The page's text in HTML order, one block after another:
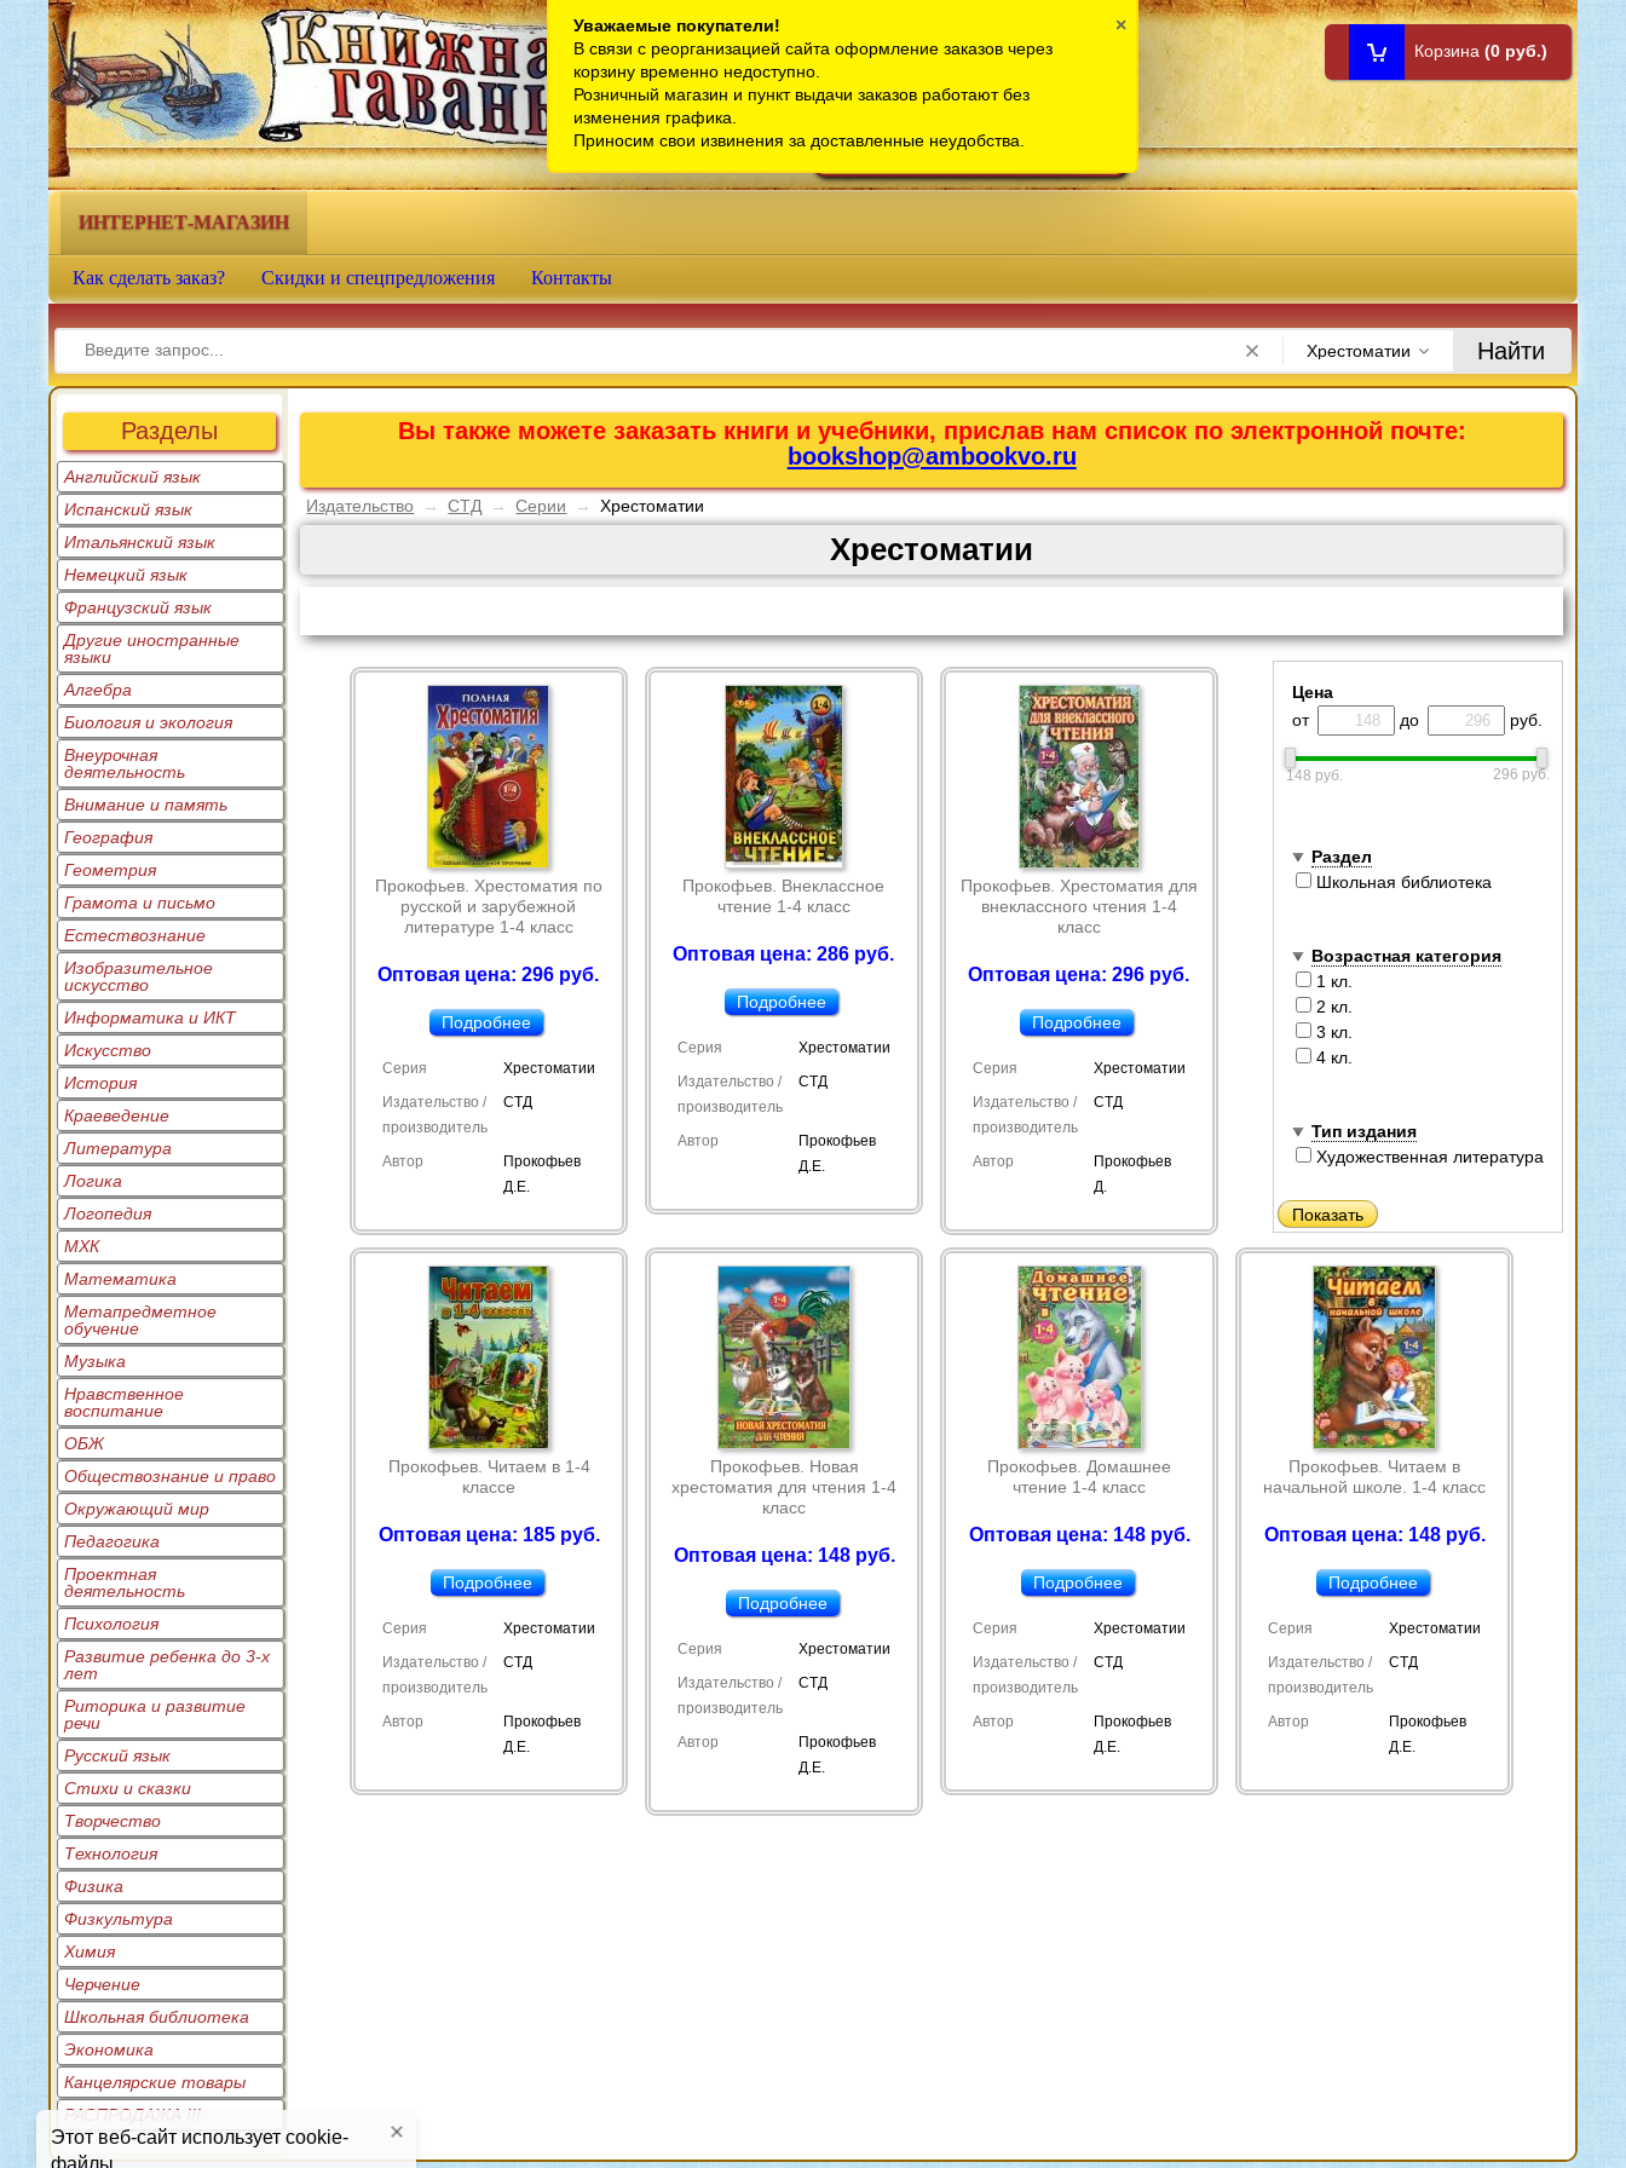
Этот веб-сайт использует cookie-
файлы.
Телефон интернет-магазина:
Телефон розничного магазина:
bookshop@ambookvo.ru
Работаем ежедневно с 10:00 до 21:00
Корзина (0 руб.)
Книжная гавань - интернет-
магазин учебной литературы
ИНТЕРНЕТ-МАГАЗИН
Как сделать заказ? Скидки и спецпредложения Контакты
Хрестоматии Найти
Разделы
Английский язык
Испанский язык
Итальянский язык
Немецкий язык
Французский язык
Другие иностранные
языки
Алгебра
Биология и экология
Внеурочная
деятельность
Внимание и память
География
Геометрия
Грамота и письмо
Естествознание
Изобразительное
искусство
Информатика и ИКТ
Искусство
История
Краеведение
Литература
Логика
Логопедия
МХК
Математика
Метапредметное
обучение
Музыка
Нравственное
воспитание
ОБЖ
Обществознание и право
Окружающий мир
Педагогика
Проектная
деятельность
Психология
Развитие ребенка до 3-х
лет
Риторика и развитие
речи
Русский язык
Стихи и сказки
Творчество
Технология
Физика
Физкультура
Химия
Черчение
Школьная библиотека
Экономика
Канцелярские товары
РАСПРОДАЖА !!!
Вы также можете заказать книги и учебники, прислав нам список по электронной почте:
bookshop@ambookvo.ru
Издательство → СТД → Серии → Хрестоматии
Хрестоматии
Цена
от
до руб.
148 руб. 296 руб.
Раздел
Школьная библиотека
Возрастная категория
1 кл.
2 кл.
3 кл.
4 кл.
Тип издания
Художественная литература
Прокофьев. Хрестоматия по
русской и зарубежной
литературе 1-4 класс
Оптовая цена: 296 руб.
Подробнее
Серия
Хрестоматии
Издательство /
производитель
СТД
Автор
Прокофьев
Д.Е.
Прокофьев. Внеклассное
чтение 1-4 класс
Оптовая цена: 286 руб.
Подробнее
Серия
Хрестоматии
Издательство /
производитель
СТД
Автор
Прокофьев
Д.Е.
Прокофьев. Хрестоматия для
внеклассного чтения 1-4
класс
Оптовая цена: 296 руб.
Подробнее
Серия
Хрестоматии
Издательство /
производитель
СТД
Автор
Прокофьев
Д.
Прокофьев. Читаем в 1-4
классе
Оптовая цена: 185 руб.
Подробнее
Серия
Хрестоматии
Издательство /
производитель
СТД
Автор
Прокофьев
Д.Е.
Прокофьев. Новая
хрестоматия для чтения 1-4
класс
Оптовая цена: 148 руб.
Подробнее
Серия
Хрестоматии
Издательство /
производитель
СТД
Автор
Прокофьев
Д.Е.
Прокофьев. Домашнее
чтение 1-4 класс
Оптовая цена: 148 руб.
Подробнее
Серия
Хрестоматии
Издательство /
производитель
СТД
Автор
Прокофьев
Д.Е.
Прокофьев. Читаем в
начальной школе. 1-4 класс
Оптовая цена: 148 руб.
Подробнее
Серия
Хрестоматии
Издательство /
производитель
СТД
Автор
Прокофьев
Д.Е.
Уважаемые покупатели!
В связи с реорганизацией сайта оформление заказов через
корзину временно недоступно.
Розничный магазин и пункт выдачи заказов работают без
изменения графика.
Приносим свои извинения за доставленные неудобства.
×